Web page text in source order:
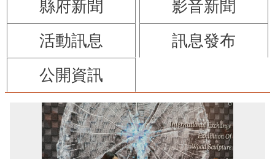
縣府新聞
影音新聞
活動訊息
訊息發布
公開資訊